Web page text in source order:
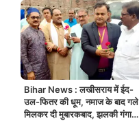
Bihar News : लखीसराय में ईद-
उल-फितर की धूम, नमाज के बाद गले
मिलकर दी मुबारकबाद, झलकी गंगा-